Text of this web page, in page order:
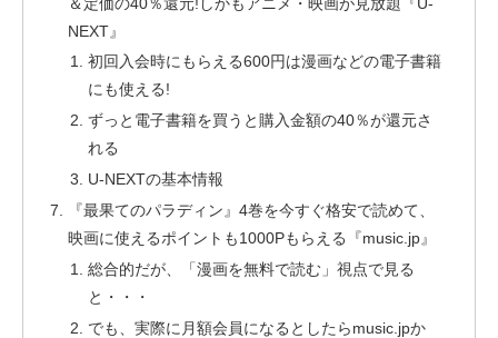
NEXT』
初回入会時にもらえる600円は漫画などの電子書籍
にも使える!
ずっと電子書籍を買うと購入金額の40％が還元さ
れる
U-NEXTの基本情報
『最果てのパラディン』4巻を今すぐ格安で読めて、
映画に使えるポイントも1000Pもらえる『music.jp』
総合的だが、「漫画を無料で読む」視点で見る
と・・・
でも、実際に月額会員になるとしたらmusic.jpか